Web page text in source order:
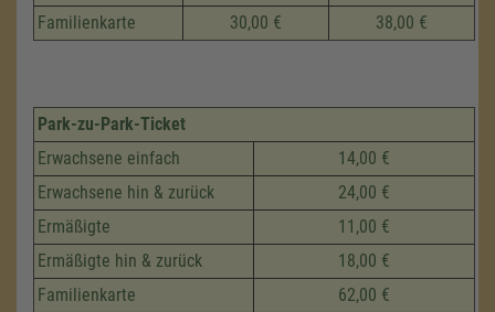
Familienkarte 30,00 € 38,00 €
Park-zu-Park-Ticket
Erwachsene einfach
14,00 €
Erwachsene hin & zurück
24,00 €
Ermäßigte
11,00 €
Ermäßigte hin & zurück
18,00 €
Familienkarte
62,00 €